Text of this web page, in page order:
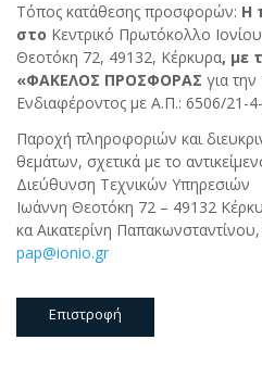
Τόπος κατάθεσης προσφορών: Η
στο Κεντρικό Πρωτόκολλο
Θεοτόκη 72, 49132, Κέρκυρα, με
«ΦΑΚΕΛΟΣ ΠΡΟΣΦΟΡΑΣ για
Ενδιαφέροντος με Α.Π.: 6506/21-
Παροχή πληροφοριών και
θεμάτων, σχετικά με το
Διεύθυνση Τεχνικών
Ιωάννη Θεοτόκη 72 – 49132
κα Αικατερίνη
pap@ionio.gr
Επιστροφή